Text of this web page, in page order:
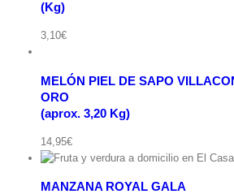
(Kg)
3,10€
MELÓN
PIEL
DE
SAPO
ORO(aprox.
3,20
Kg)
cantidad
al
Detalles
Vista
MELÓN PIEL DE SAPO
ORO
(aprox. 3,20 Kg)
14,95€
MANZANA ROYAL GALA